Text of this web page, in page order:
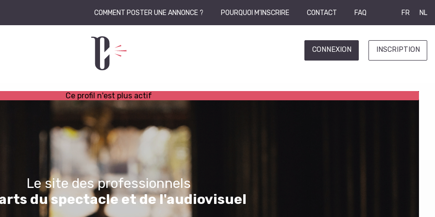
COMMENT POSTER UNE ANNONCE ? POURQUOI M'INSCRIRE CONTACT FAQ FR NL
CONNEXION INSCRIPTION
Ce profil n'est plus actif
Le site des professionnels
du spectacle et de l'audiovisuel